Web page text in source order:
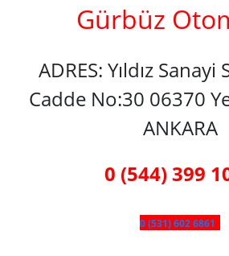
Gürbüz
ADRES: Yıldız
Cadde No:30 06370
ANKARA
0 (544) 399
0 (531) 602 6861